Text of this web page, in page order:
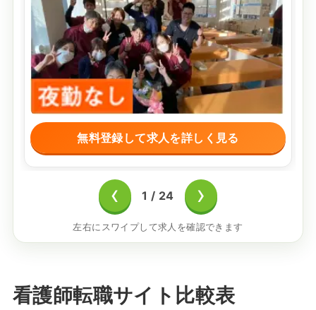
無料登録して求人を詳しく見る
‹ 1 / 24 ›
左右にスワイプして求人を確認できます
看護師転職サイト比較表